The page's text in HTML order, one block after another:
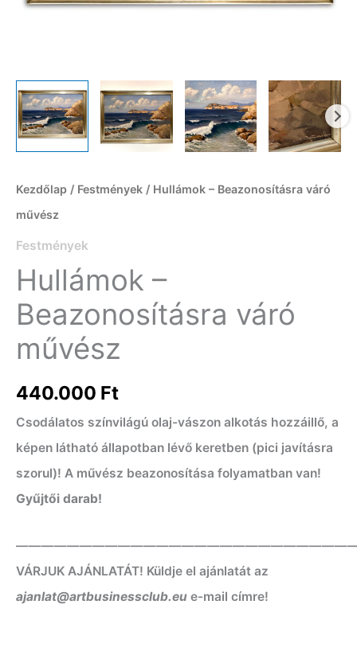
Kezdőlap / Festmények / Hullámok – Beazonosításra váró
művész
Festmények
Hullámok –
Beazonosításra váró
művész
440.000 Ft
Csodálatos színvilágú olaj-vászon alkotás hozzáillő, a
képen látható állapotban lévő keretben (pici javításra
szorul)! A művész beazonosítása folyamatban van!
Gyűjtői darab!
VÁRJUK AJÁNLATÁT! Küldje el ajánlatát az
ajanlat@artbusinessclub.eu e-mail címre!